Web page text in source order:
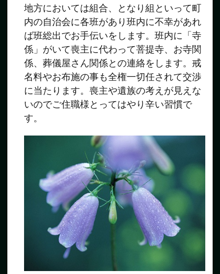
地方においては組合、となり組といって町
内の自治会に各班があり班内に不幸があれ
ば班総出でお手伝いをします。班内に「寺
係」がいて喪主に代わって菩提寺、お寺関
係、葬儀屋さん関係との連絡をします。戒
名料やお布施の事も全権一切任されて交渉
に当たります。喪主や遺族の考えが見えな
いのでご住職様とってはやり辛い習慣で
す。